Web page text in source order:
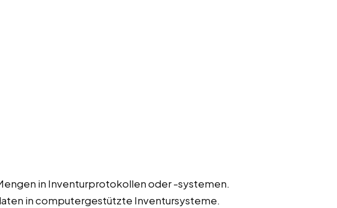
in Inventurprotokollen oder -systemen.
in computergestützte Inventursysteme.